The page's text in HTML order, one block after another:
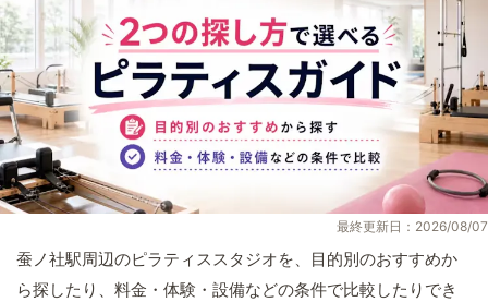
最終更新日：2026/08/07
蚕ノ社駅周辺のピラティススタジオを、目的別のおすすめか
ら探したり、料金・体験・設備などの条件で比較したりでき